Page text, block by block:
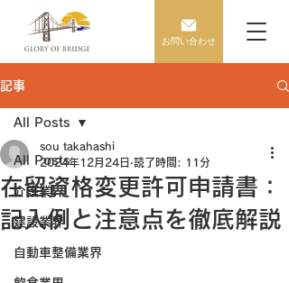
お問い合わせ
記事
All Posts
介護業界
建設業界
自動車整備業界
All Posts
在留資格変更許可申請書：
記入例と注意点を徹底解説
sou takahashi
2024年12月24日 読了時間: 11分